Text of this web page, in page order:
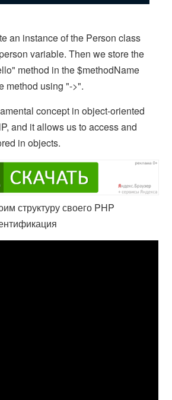
an instance of the Person class
variable. Then we store the
method in the $methodName
method using "->".
concept in object-oriented
and it allows us to access and
in objects.
структуру своего PHP